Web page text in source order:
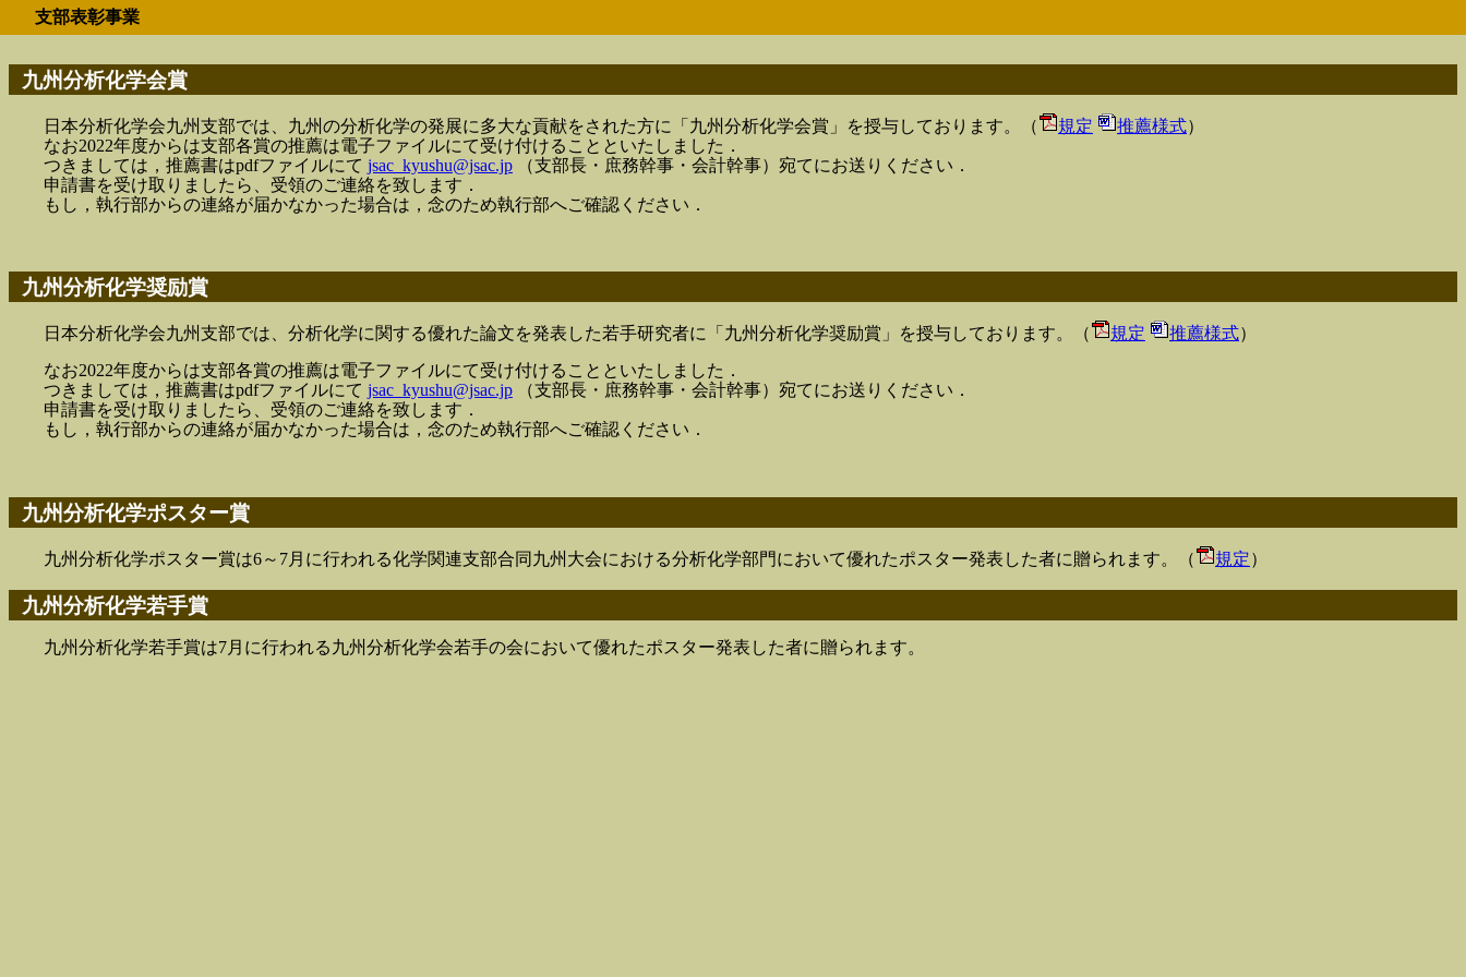
支部表彰事業
九州分析化学会賞
日本分析化学会九州支部では、九州の分析化学の発展に多大な貢献をされた方に「九州分析化学会賞」を授与しております。（ 規定 推薦様式）
なお2022年度からは支部各賞の推薦は電子ファイルにて受け付けることといたしました．
つきましては，推薦書はpdfファイルにて jsac_kyushu@jsac.jp （支部長・庶務幹事・会計幹事）宛てにお送りください．
申請書を受け取りましたら、受領のご連絡を致します．
もし，執行部からの連絡が届かなかった場合は，念のため執行部へご確認ください．
九州分析化学奨励賞
日本分析化学会九州支部では、分析化学に関する優れた論文を発表した若手研究者に「九州分析化学奨励賞」を授与しております。（ 規定 推薦様式）
なお2022年度からは支部各賞の推薦は電子ファイルにて受け付けることといたしました．
つきましては，推薦書はpdfファイルにて jsac_kyushu@jsac.jp （支部長・庶務幹事・会計幹事）宛てにお送りください．
申請書を受け取りましたら、受領のご連絡を致します．
もし，執行部からの連絡が届かなかった場合は，念のため執行部へご確認ください．
九州分析化学ポスター賞
九州分析化学ポスター賞は6～7月に行われる化学関連支部合同九州大会における分析化学部門において優れたポスター発表した者に贈られます。（ 規定）
九州分析化学若手賞
九州分析化学若手賞は7月に行われる九州分析化学会若手の会において優れたポスター発表した者に贈られます。